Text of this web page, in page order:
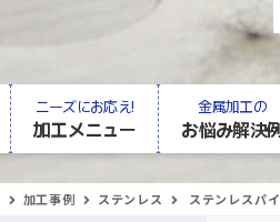
ニーズにお応え!
加工メニュー
金属加工の
お悩み解決
加工事例 ステンレス ステンレスパ